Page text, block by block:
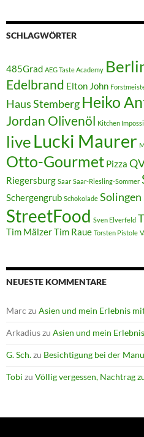
SCHLAGWÖRTER
485Grad AEG Taste Academy
Edelbrand Elton John
Haus Stemberg Heiko
Jordan Olivenöl Kitchen
liveLucki Maurer
Otto-Gourmet Pizza
Riegersburg Saar Saar-Riesling-Sommer
Schergengrub Schokolade Solingen
StreetFood Sven Elverfeld
Tim MälzerTim Raue Torsten Pistole
NEUESTE KOMMENTARE
Marc zu Asien und mein Erlebnis
Arkadiuszu Asien und mein
G. Sch.zu Besichtigung bei der
Tobi zu Völlig vergessen, Nachtrag